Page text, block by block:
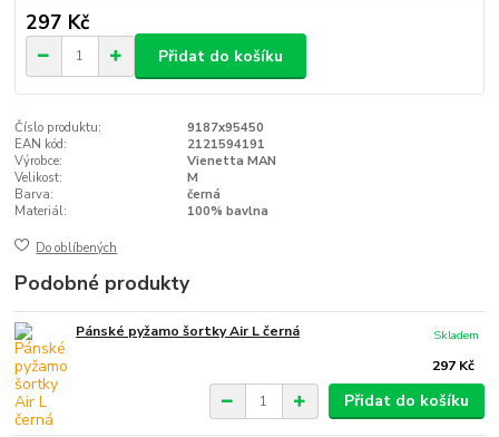
297 Kč
Přidat do košíku
Číslo produktu:
9187x95450
EAN kód:
2121594191
Výrobce:
Vienetta MAN
Velikost:
M
Barva:
černá
Materiál:
100% bavlna
Do oblíbených
Podobné produkty
Pánské pyžamo šortky Air L černá
297 Kč
Skladem
Přidat do košíku